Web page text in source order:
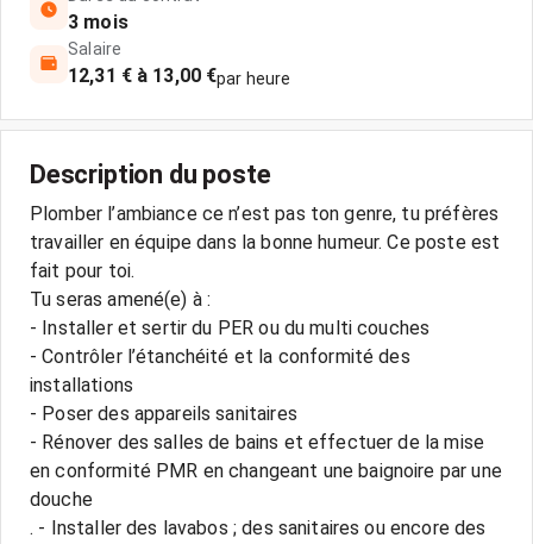
3 mois
Salaire
12,31 € à 13,00 €par heure
Description du poste
Plomber l’ambiance ce n’est pas ton genre, tu préfères
travailler en équipe dans la bonne humeur. Ce poste est
fait pour toi.
Tu seras amené(e) à :
- Installer et sertir du PER ou du multi couches
- Contrôler l’étanchéité et la conformité des
installations
- Poser des appareils sanitaires
- Rénover des salles de bains et effectuer de la mise
en conformité PMR en changeant une baignoire par une
douche
. - Installer des lavabos ; des sanitaires ou encore des